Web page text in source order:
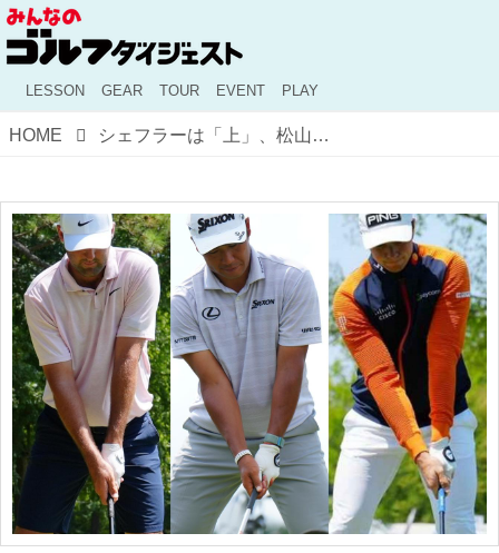
LESSON GEAR TOUR EVENT PLAY
HOME シェフラーは「上」、松山は「サイド」、ホブランは「下」！ スウィングと右手グリップの関係性をAIで分析